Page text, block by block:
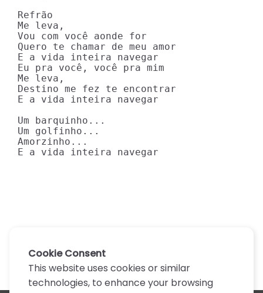
Refrão
Me leva,
Vou com você aonde for
Quero te chamar de meu amor
E a vida inteira navegar
Eu pra você, você pra mim
Me leva,
Destino me fez te encontrar
E a vida inteira navegar
Um barquinho...
Um golfinho...
Amorzinho...
E a vida inteira navegar
Cookie Consent
This website uses cookies or similar
technologies, to enhance your browsing